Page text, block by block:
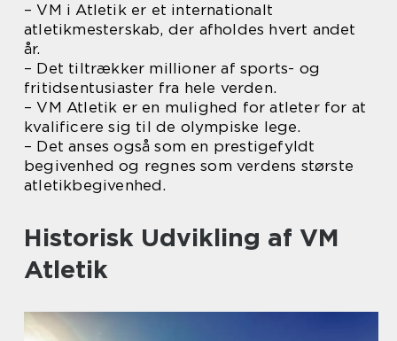
– VM i Atletik er et internationalt
atletikmesterskab, der afholdes hvert andet
år.
– Det tiltrækker millioner af sports- og
fritidsentusiaster fra hele verden.
– VM Atletik er en mulighed for atleter for at
kvalificere sig til de olympiske lege.
– Det anses også som en prestigefyldt
begivenhed og regnes som verdens største
atletikbegivenhed.
Historisk Udvikling af VM
Atletik